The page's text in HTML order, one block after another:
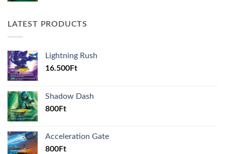
LATEST PRODUCTS
Lightning Rush
16.500Ft
Shadow Dash
800Ft
Acceleration Gate
800Ft